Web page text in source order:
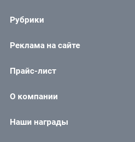
Рубрики
Реклама на сайте
Прайс-лист
О компании
Наши награды